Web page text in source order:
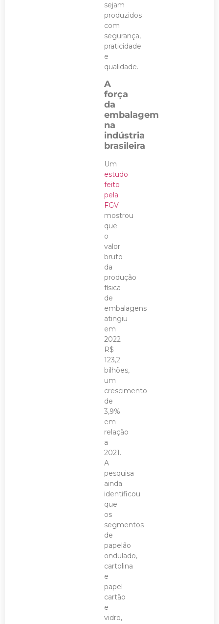
sejam
produzidos
com
segurança,
praticidade
e
qualidade.
A
força
da
embalagem
na
indústria
brasileira
Um
estudo
feito
pela
FGV
mostrou
que
o
valor
bruto
da
produção
física
de
embalagens
atingiu
em
2022
R$
123,2
bilhões,
um
crescimento
de
3,9%
em
relação
a
2021.
A
pesquisa
ainda
identificou
que
os
segmentos
de
papelão
ondulado,
cartolina
e
papel
cartão
e
vidro,